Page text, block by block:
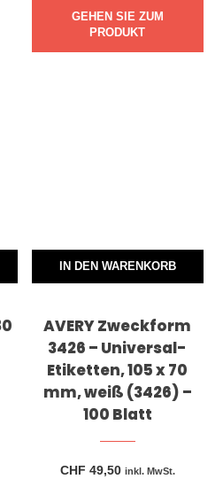
GEHEN SIE ZUM
PRODUKT
IN DEN WARENKORB
AVERY Zweckform
3426 – Universal-
Etiketten, 105 x 70
mm, weiß (3426) –
100 Blatt
CHF 49,50 inkl. MwSt.